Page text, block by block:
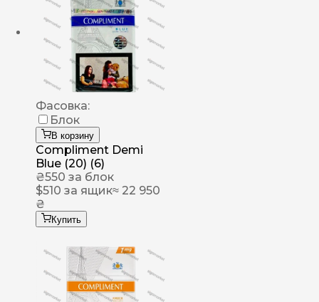
Фасовка:
Блок
В корзину
Compliment Demi
Blue (20) (6)
₴550 за блок
$510 за ящик≈ 22 950
₴
Купить